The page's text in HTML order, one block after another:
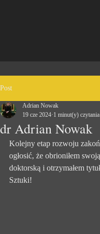
Post
dr Adrian Nowak
Adrian Nowak
19 cze 2024 1 minut(y) czytania
Kolejny etap rozwoju
ogłosić, że obrioniłem
doktorską i otrzymałem
Sztuki!